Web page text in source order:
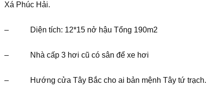
Xá Phúc Hải.
– Diện tích: 12*15 nở hậu Tổng 190m2
– Nhà cấp 3 hơi cũ có sân để xe hơi
– Hướng cửa Tây Bắc cho ai bản mệnh Tây tứ trạch.